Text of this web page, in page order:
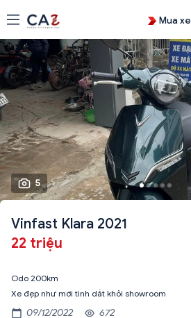
Mua xe
5
Vinfast Klara 2021
22 triệu
Odo 200km
Xe đẹp như mới tinh dắt khỏi showroom
09/12/2022 672